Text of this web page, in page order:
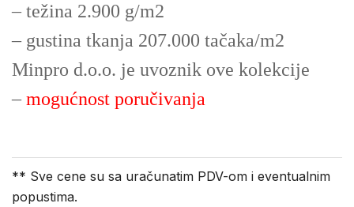
– težina 2.900 g/m2
– gustina tkanja 207.000 tačaka/m2
Minpro d.o.o. je uvoznik ove kolekcije
–mogućnost poručivanja
** Sve cene su sa uračunatim PDV-om i eventualnim
popustima.